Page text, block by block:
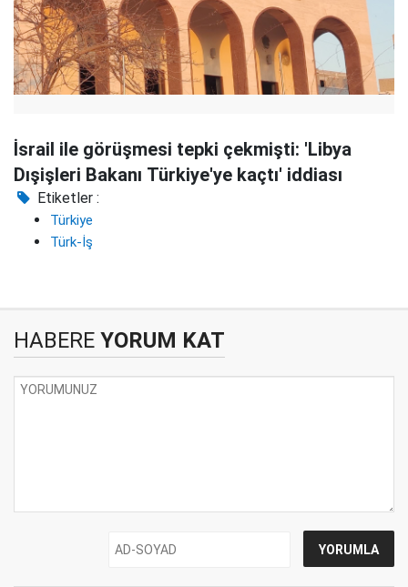
İsrail ile görüşmesi tepki çekmişti: 'Libya
Dışişleri Bakanı Türkiye'ye kaçtı' iddiası
Etiketler :
Türkiye
Türk-İş
HABERE YORUM KAT